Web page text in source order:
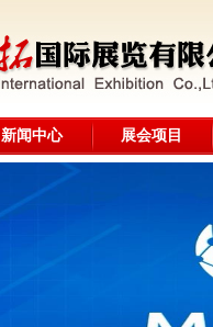
新闻中心 展会项目